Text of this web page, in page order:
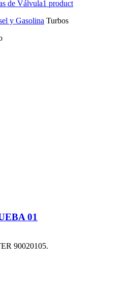
de Válvula1 product
y Gasolina Turbos
01
90020105.